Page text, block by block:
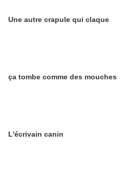
Une autre crapule qui claque
ça tombe comme des mouches
L'écrivain canin